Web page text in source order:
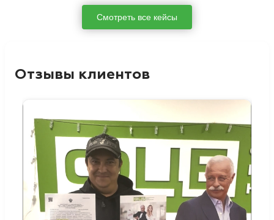
Смотреть все кейсы
Отзывы клиентов